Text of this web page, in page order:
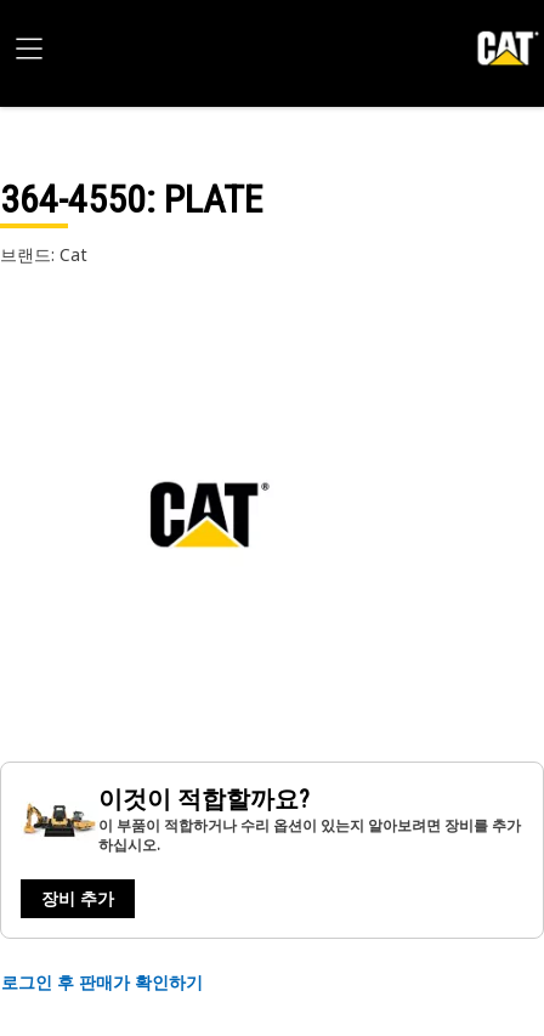
364-4550: PLATE
브랜드: Cat
이것이 적합할까요?
이 부품이 적합하거나 수리 옵션이 있는지 알아보려면 장비를 추가
하십시오.
장비 추가
로그인 후 판매가 확인하기